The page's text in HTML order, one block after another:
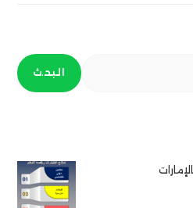
البحث